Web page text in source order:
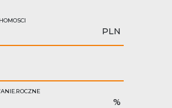
PLN
%